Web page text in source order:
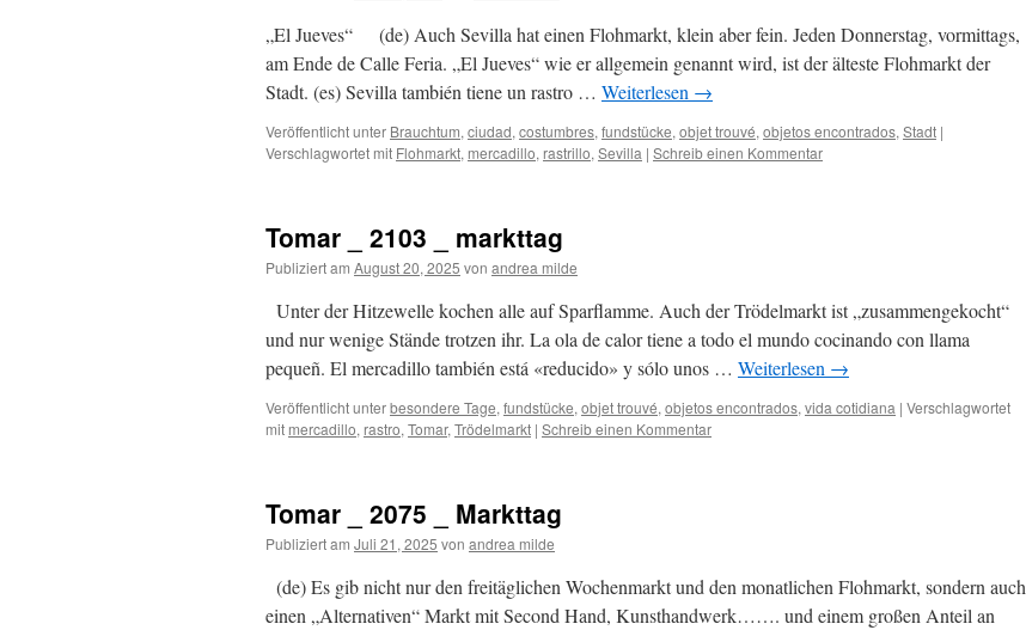
„El Jueves“ (de) Auch Sevilla hat einen Flohmarkt, klein aber fein. Jeden Donnerstag, vormittags,
am Ende de Calle Feria. „El Jueves“ wie er allgemein genannt wird, ist der älteste Flohmarkt der
Stadt. (es) Sevilla también tiene un rastro … Weiterlesen →
Veröffentlicht unter Brauchtum, ciudad, costumbres, fundstücke, objet trouvé, objetos encontrados, Stadt |
Verschlagwortet mit Flohmarkt, mercadillo, rastrillo, Sevilla | Schreib einen Kommentar
Tomar _ 2103 _ markttag
Publiziert am August 20, 2025 von andrea milde
Unter der Hitzewelle kochen alle auf Sparflamme. Auch der Trödelmarkt ist „zusammengekocht“
und nur wenige Stände trotzen ihr. La ola de calor tiene a todo el mundo cocinando con llama
pequeñ. El mercadillo también está «reducido» y sólo unos … Weiterlesen →
Veröffentlicht unterbesondere Tage, fundstücke, objet trouvé, objetos encontrados, vida cotidiana | Verschlagwortet
mit mercadillo, rastro, Tomar, Trödelmarkt | Schreib einen Kommentar
Tomar _ 2075 _ Markttag
Publiziert am Juli 21, 2025 von andrea milde
(de) Es gib nicht nur den freitäglichen Wochenmarkt und den monatlichen Flohmarkt, sondern auch
einen „Alternativen“ Markt mit Second Hand, Kunsthandwerk……. und einem großen Anteil an